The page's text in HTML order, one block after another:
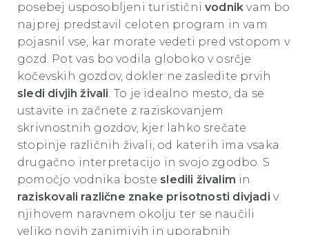
posebej usposobljeni turističnivodnik vam bo
najprej predstavil celoten program in vam
pojasnil vse, kar morate vedeti pred vstopom v
gozd. Pot vas bo vodila globoko v osrčje
kočevskih gozdov, dokler ne zasledite prvih
sledi divjih živali. To je idealno mesto, da se
ustavite in začnete z raziskovanjem
skrivnostnih gozdov, kjer lahko srečate
stopinje različnih živali, od katerih ima vsaka
drugačno interpretacijo in svojo zgodbo. S
pomočjo vodnika boste sledili živalim in
raziskovali različne znake prisotnosti divjadi v
njihovem naravnem okolju ter se naučili
veliko novih zanimivih in uporabnih